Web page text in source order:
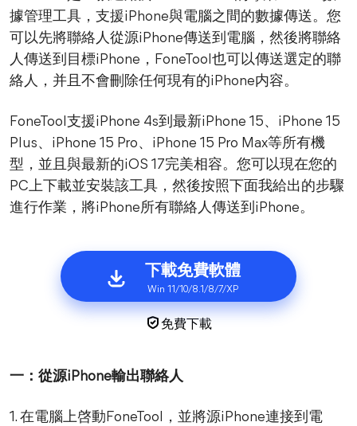
據管理工具，支援iPhone與電腦之間的數據傳送。您
可以先將聯絡人從源iPhone傳送到電腦，然後將聯絡
人傳送到目標iPhone，FoneTool也可以傳送選定的聯
絡人，并且不會刪除任何現有的iPhone内容。
FoneTool支援iPhone 4s到最新iPhone 15、iPhone 15
Plus、iPhone 15 Pro、iPhone 15 Pro Max等所有機
型，並且與最新的iOS 17完美相容。您可以現在您的
PC上下載並安裝該工具，然後按照下面我給出的步驟
進行作業，將iPhone所有聯絡人傳送到iPhone。
下載免費軟體
Win 11/10/8.1/8/7/XP
免費下載
一：從源iPhone輸出聯絡人
1. 在電腦上啓動FoneTool，並將源iPhone連接到電